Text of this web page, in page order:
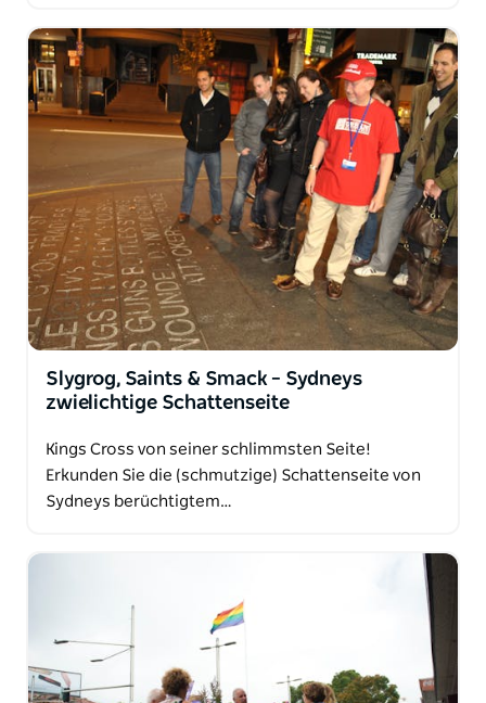
Slygrog, Saints & Smack – Sydneys
zwielichtige Schattenseite
Kings Cross von seiner schlimmsten Seite!
Erkunden Sie die (schmutzige) Schattenseite von
Sydneys berüchtigtem…